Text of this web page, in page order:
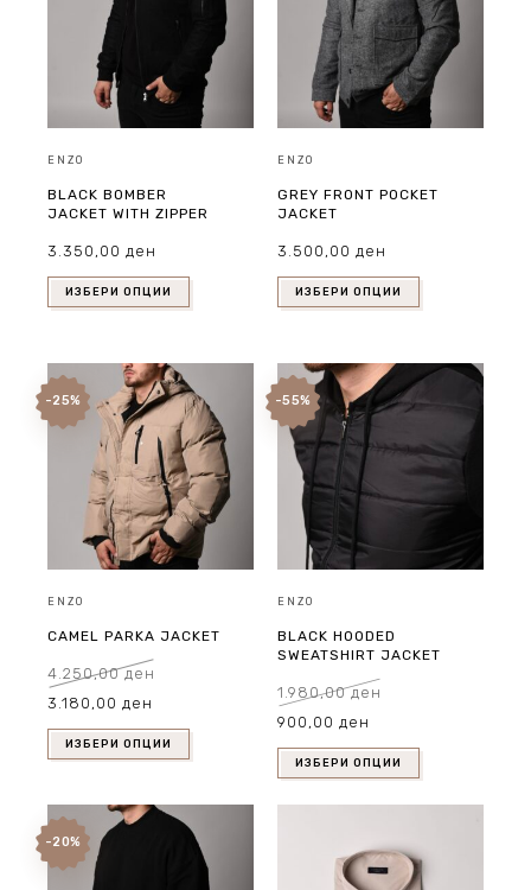
ENZO
BLACK BOMBER
JACKET WITH ZIPPER
3.350,00 ден
ИЗБЕРИ ОПЦИИ
ENZO
GREY FRONT POCKET
JACKET
3.500,00 ден
ИЗБЕРИ ОПЦИИ
-25%
ENZO
CAMEL PARKA JACKET
4.250,00ден
Original
price
4.250,00 ден.
3.180,00 ден
3.180,00 ден.
ИЗБЕРИ ОПЦИИ
-55%
ENZO
BLACK HOODED
SWEATSHIRT JACKET
1.980,00ден
Original
price
was:
1.980,00 ден.
900,00 ден
900,00 ден.
ИЗБЕРИ ОПЦИИ
-20%